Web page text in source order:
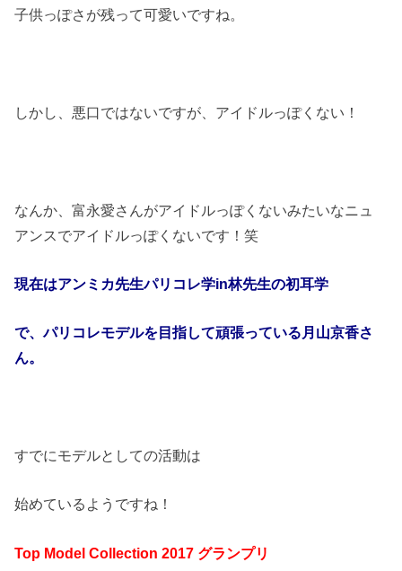
子供っぽさが残って可愛いですね。
しかし、悪口ではないですが、アイドルっぽくない！
なんか、富永愛さんがアイドルっぽくないみたいなニュ
アンスでアイドルっぽくないです！笑
現在はアンミカ先生パリコレ学in林先生の初耳学
で、パリコレモデルを目指して頑張っている月山京香さ
ん。
すでにモデルとしての活動は
始めているようですね！
Top Model Collection 2017 グランプリ